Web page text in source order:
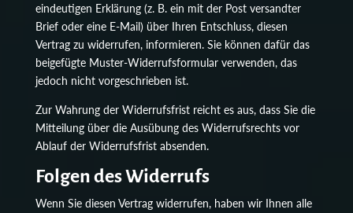
eindeutigen Erklärung (z. B. ein mit der Post versandter
Brief oder eine E-Mail) über Ihren Entschluss, diesen
Vertrag zu widerrufen, informieren. Sie können dafür das
beigefügte Muster-Widerrufsformular verwenden, das
jedoch nicht vorgeschrieben ist.
Zur Wahrung der Widerrufsfrist reicht es aus, dass Sie die
Mitteilung über die Ausübung des Widerrufsrechts vor
Ablauf der Widerrufsfrist absenden.
Folgen des Widerrufs
Wenn Sie diesen Vertrag widerrufen, haben wir Ihnen alle